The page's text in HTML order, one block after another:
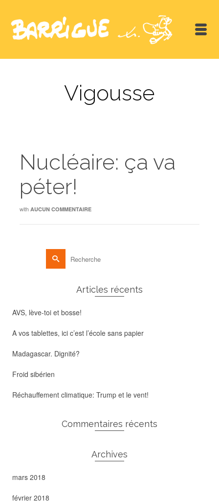
Vigousse
Nucléaire: ça va
péter!
with AUCUN COMMENTAIRE
Rechercher :
Articles récents
AVS, lève-toi et bosse!
A vos tablettes, ici c’est l’école sans papier
Madagascar. Dignité?
Froid sibérien
Réchauffement climatique: Trump et le vent!
Commentaires récents
Archives
mars 2018
février 2018